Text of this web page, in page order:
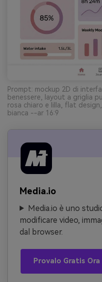
Prompt: mockup 2D di
benessere, layout a griglia
rosa chiaro e lilla, flat
bianca --ar 16:9
Media.io
Media.io è uno
modificare video,
dal browser.
Provalo Gratis Ora